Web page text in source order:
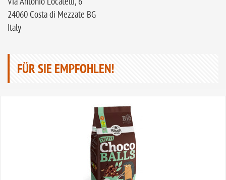
24060 Costa di Mezzate BG
Italy
FÜR SIE EMPFOHLEN!